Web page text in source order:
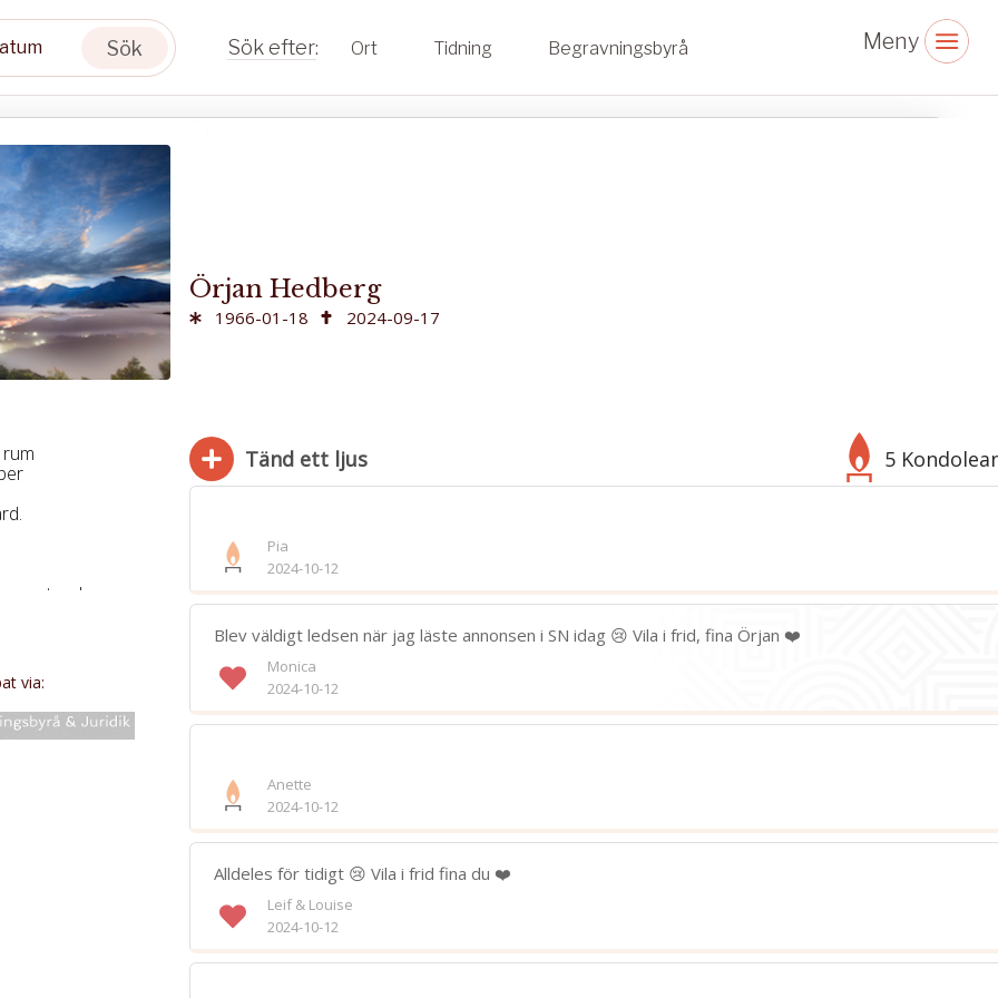
Sök Ort Tidning Begravningsbyrå
via:
Örjan Hedberg
1966-01-18 2024-09-17
Tänd ett ljus 5
Bifoga bild
Jag har läst och accepterar villkoren
Pia
2024-10-12
Blev väldigt ledsen när jag läste annonsen i SN idag 😢 Vila i frid, fina Örjan ❤️
Monica
2024-10-12
Anette
2024-10-12
Alldeles för tidigt 😢 Vila i frid fina du ❤️
Leif & Louise
2024-10-12